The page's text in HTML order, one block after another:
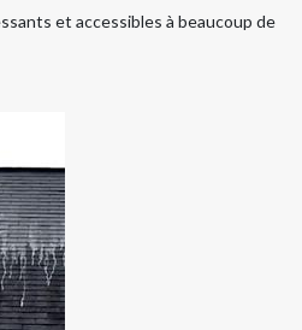
et accessibles à beaucoup de